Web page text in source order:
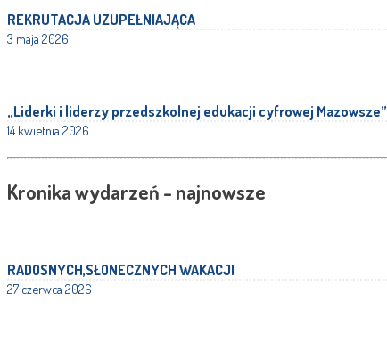
REKRUTACJA UZUPEŁNIAJĄCA
3 maja 2026
„Liderki i liderzy przedszkolnej edukacji cyfrowej Mazowsze”
14 kwietnia 2026
Kronika wydarzeń - najnowsze
RADOSNYCH,SŁONECZNYCH WAKACJI
27 czerwca 2026